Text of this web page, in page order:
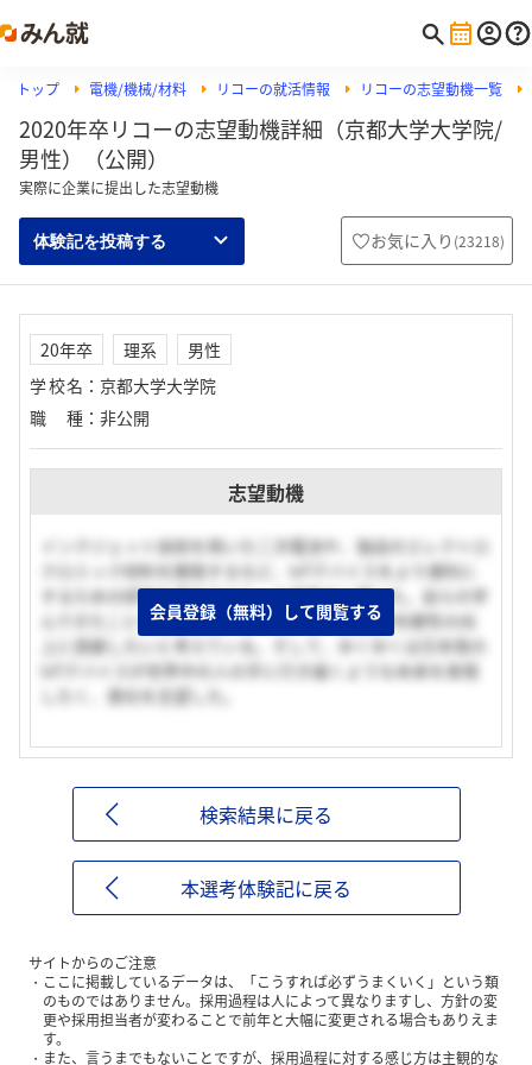
トップ 電機/機械/材料 リコーの就活情報 リコーの志望動機一覧
2020年卒リコーの志望動機詳細（京都大学大学院/
男性）（公開）
実際に企業に提出した志望動機
体験記を投稿する お気に入り (23218)
20年卒 理系
男性
学校名 ： 京都大学大学院
職種 ： 非公開
志望動機
インクジェット技術を用いた二次電池や、独自のエレクトロ
クロミック材料を開発するなど、IoTデバイスをより便利に
するための研究を進めており、大変魅力に感じた。自らの学
んできたことを活かして、IoTデバイスの性能や利便性の向
上に貢献したいと考えている。そして、ゆくゆくは日本発の
IoTデバイスが世界中の人の手に行き届くような未来を実現
したく、貴社を志望した。
会員登録（無料）して閲覧する
検索結果に戻る
本選考体験記に戻る
サイトからのご注意
ここに掲載しているデータは、「こうすれば必ずうまくいく」という類
のものではありません。採用過程は人によって異なりますし、方針の変
更や採用担当者が変わることで前年と大幅に変更される場合もありえま
す。
また、言うまでもないことですが、採用過程に対する感じ方は主観的な